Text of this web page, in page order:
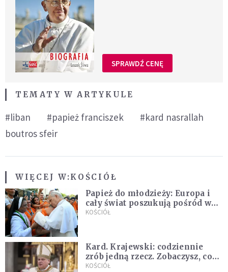
SPRAWDŹ CENĘ
TEMATY W ARTYKULE
#liban #papież franciszek
#kard nasrallah
boutros sfeir
WIĘCEJ W:KOŚCIÓŁ
Papież do młodzieży: Europa i
cały świat poszukują pośród was
nowych świętych
KOŚCIÓŁ
Kard. Krajewski: codziennie
zrób jedną rzecz. Zobaczysz, co
stanie się z twoim życiem
KOŚCIÓŁ